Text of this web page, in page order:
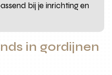
bij je inrichting en
in gordijnen